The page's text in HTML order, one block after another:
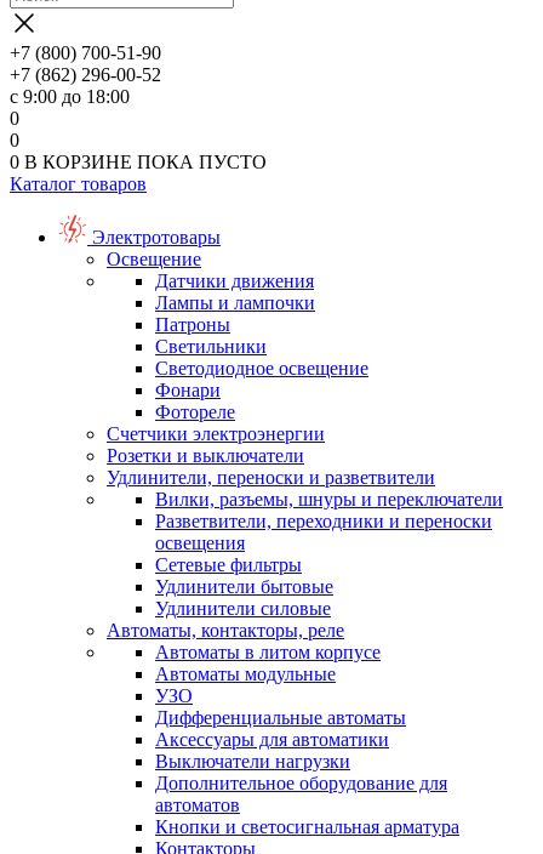
+7 (800) 700-51-90
+7 (862) 296-00-52
с 9:00 до 18:00
0
0
0 В КОРЗИНЕ ПОКА ПУСТО
Каталог товаров
Электротовары
Освещение
Датчики движения
Лампы и лампочки
Патроны
Светильники
Светодиодное освещение
Фонари
Фотореле
Счетчики электроэнергии
Розетки и выключатели
Удлинители, переноски и разветвители
Вилки, разъемы, шнуры и переключатели
Разветвители, переходники и переноски
освещения
Сетевые фильтры
Удлинители бытовые
Удлинители силовые
Автоматы, контакторы, реле
Автоматы в литом корпусе
Автоматы модульные
УЗО
Дифференциальные автоматы
Аксессуары для автоматики
Выключатели нагрузки
Дополнительное оборудование для
автоматов
Кнопки и светосигнальная арматура
Контакторы